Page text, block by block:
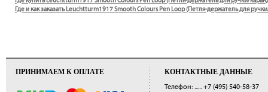
Где и как заказать Leuchtturm1917 Smooth Colours Pen Loop (Петля-держатель для
ПРИНИМАЕМ К ОПЛАТЕ КОНТАКТНЫЕ ДАННЫЕ
Телефон: ...... +7 (495) 540-58-37